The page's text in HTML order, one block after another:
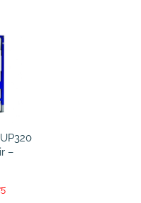
–